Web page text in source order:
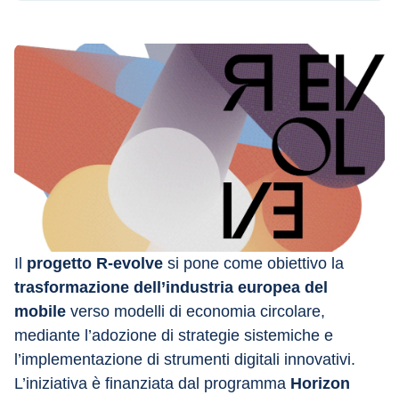
Il progetto R-evolve si pone come obiettivo la
trasformazione dell’industria europea del
mobile verso modelli di economia circolare,
mediante l’adozione di strategie sistemiche e
l’implementazione di strumenti digitali innovativi.
L’iniziativa è finanziata dal programma Horizon